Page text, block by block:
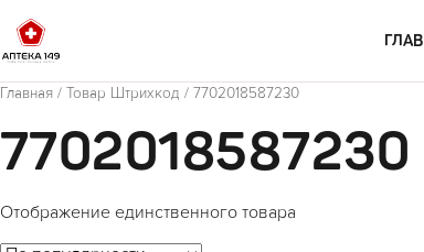
Главная / Товар Штрихкод / 7702018587230
7702018587230
Отображение единственного товара